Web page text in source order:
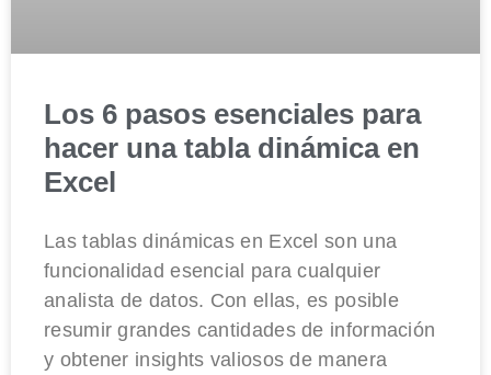
Los 6 pasos esenciales para
hacer una tabla dinámica en
Excel
Las tablas dinámicas en Excel son una
funcionalidad esencial para cualquier
analista de datos. Con ellas, es posible
resumir grandes cantidades de información
y obtener insights valiosos de manera